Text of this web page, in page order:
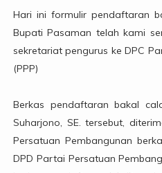
Hari ini formulir pendaftaran
Bupati Pasaman telah kami
sekretariat pengurus ke DPC
(PPP)
Berkas pendaftaran bakal
Suharjono, SE. tersebut,
Persatuan Pembangunan
DPD Partai Persatuan